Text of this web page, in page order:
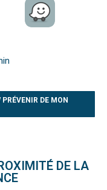
PRÉVENIR DE MON
DE LA